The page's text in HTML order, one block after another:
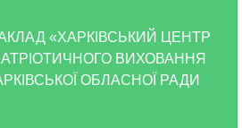
«ХАРКІВСЬКИЙ ЦЕНТР
ВИХОВАННЯ
ОБЛАСНОЇ РАДИ